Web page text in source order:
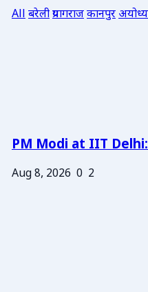
Allबरेलीप्रयागराजकानपुर
PM Modi at IIT Delhi:
Aug 8, 2026 0 2